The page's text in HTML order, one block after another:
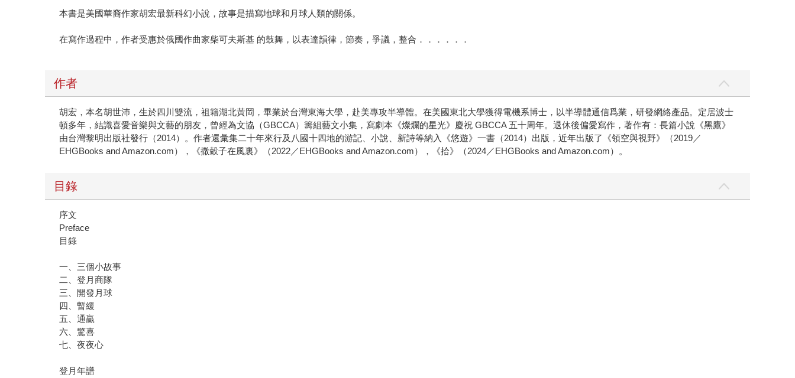
本書是美國華裔作家胡宏最新科幻小說，故事是描寫地球和月球人類的關係。
在寫作過程中，作者受惠於俄國作曲家柴可夫斯基 的鼓舞，以表達韻律，節奏，爭議，整合．．．．．．
作者
胡宏，本名胡世沛，生於四川雙流，祖籍湖北黃岡，畢業於台灣東海大學，赴美專攻半導體。在美國東北大學獲得電機系博士，以半導體通信爲業，研發網絡產品。定居波士
頓多年，結識喜愛音樂與文藝的朋友，曾經為文協（GBCCA）籌組藝文小集，寫劇本《燦爛的星光》慶祝 GBCCA 五十周年。退休後偏愛寫作，著作有：長篇小說《黑鷹》
由台灣黎明出版社發行（2014）。作者還彙集二十年來行及八國十四地的游記、小說、新詩等納入《悠遊》一書（2014）出版，近年出版了《領空與視野》（2019／
EHGBooks and Amazon.com），《撒穀子在風裏》（2022／EHGBooks and Amazon.com），《拾》（2024／EHGBooks and Amazon.com）。
目錄
序文
Preface
目錄
一、三個小故事
二、登月商隊
三、開發月球
四、暫緩
五、通贏
六、驚喜
七、夜夜心
登月年譜